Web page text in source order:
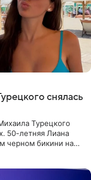
снялась
Турецкого
50-летняя Лиана
черном бикини на